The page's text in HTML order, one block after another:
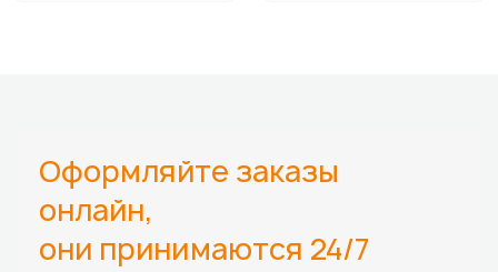
Оформляйте заказы
онлайн,
они принимаются 24/7